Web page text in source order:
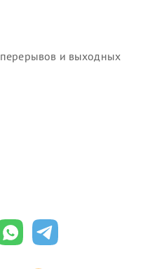
и выходных